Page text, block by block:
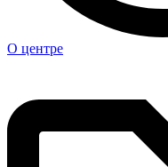
О центре